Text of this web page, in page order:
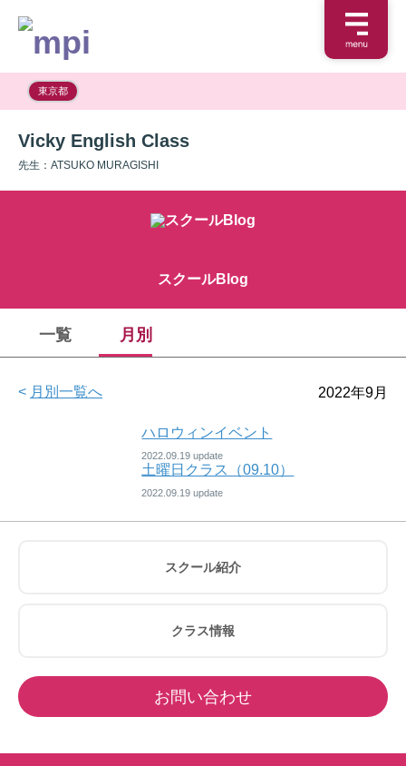
東京都
Vicky English Class
先生：ATSUKO MURAGISHI
スクールBlog
一覧 月別
< 月別一覧へ 2022年9月
ハロウィンイベント
2022.09.19
土曜日クラス（09.10）
2022.09.19
スクール紹介
クラス情報
お問い合わせ